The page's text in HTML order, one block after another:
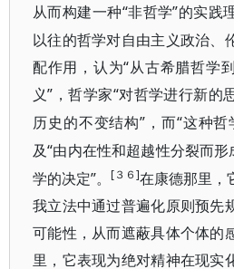
从而构建一种“非哲学”的实践
以往的哲学对自由主义政治、
配作用，认为“从古希腊哲学
义”，哲学家“对哲学进行新的
历史的不变结构”，而“这种
及“由内在性和超越性分裂而形
学的决定”。
[３６]在康德那里，
我立法中通过普遍化原则预先
可能性，从而遮蔽具体个体的
里，它表现为绝对精神在现实